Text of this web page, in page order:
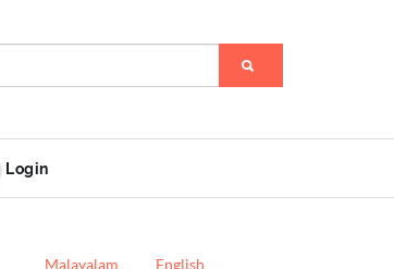
Login
Malayalam English